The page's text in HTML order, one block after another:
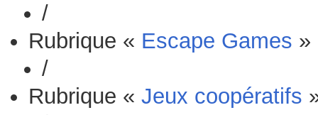
/
Rubrique « Escape Games »
/
Rubrique « Jeux coopératifs